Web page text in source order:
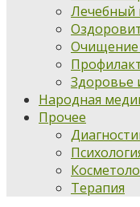
Лечебный
Очищение
Здоровье
Народная
Прочее
Терапия